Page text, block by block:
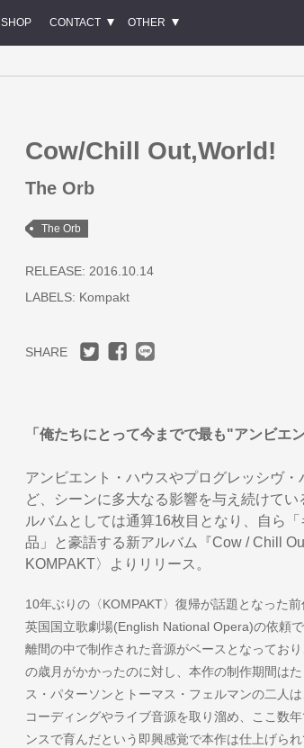
SHOP CONTACT OTHER
Cow/Chill Out,World!
The Orb
The Orb
RELEASE: 2016.10.14
LABELS: Kompakt
SHARE
「俺たちにとって今までで最も"アンビ
アンビエント・ハウスやプログレッシヴ
ど、シーンに多大なる影響を与え続けて
ルバムとしては通算16枚目となり、自ら
品」と豪語する新アルバム『Cow / Chill
KOMPAKT〉よりリリース。
10年ぶりの〈KOMPAKT〉復帰が話題となった
英国国立歌劇場(English National Opera)の依頼
離間の中で制作された音源がベースとなってお
の歳月がかかったのに対し、本作の制作期間は
ス・パターソンとトーマス・フェルマンの二人
コーディングやライブ音源を取り溜め、ここ数
ンスで育んだという即興感覚で本作は仕上げられ